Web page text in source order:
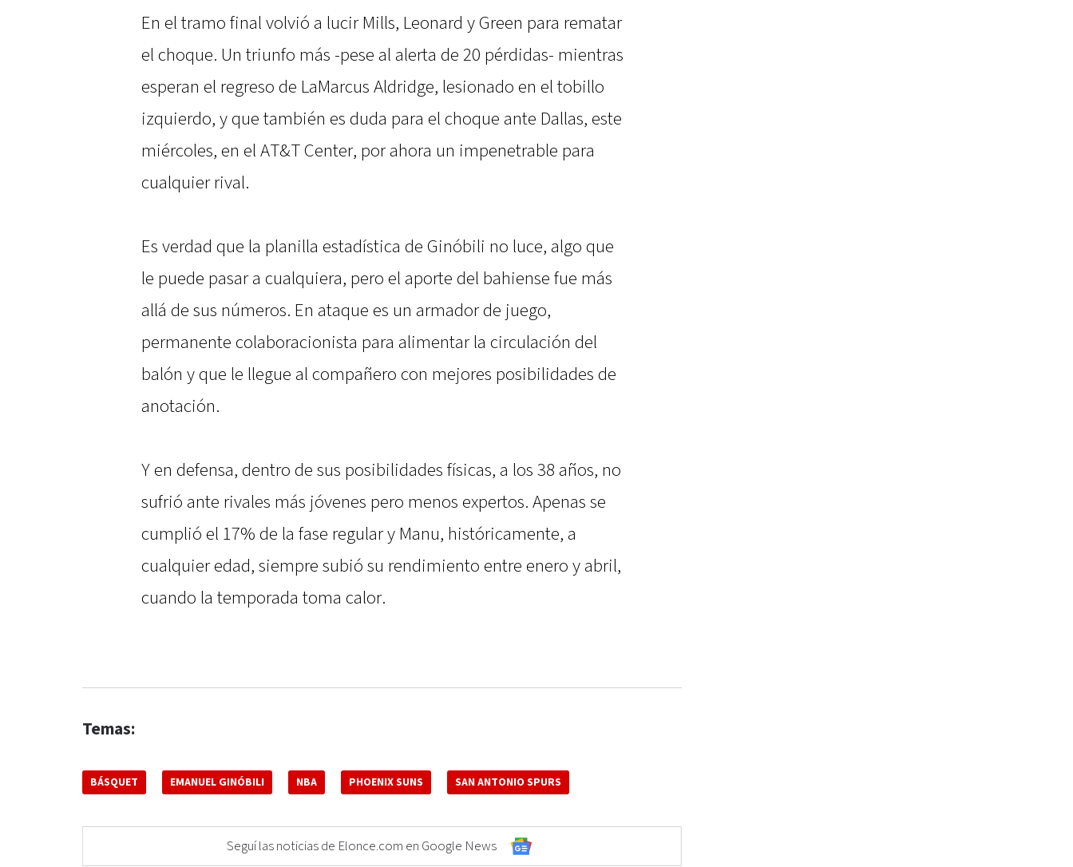
En el tramo final volvió a lucir Mills, Leonard y Green para rematar
el choque. Un triunfo más -pese al alerta de 20 pérdidas- mientras
esperan el regreso de LaMarcus Aldridge, lesionado en el tobillo
izquierdo, y que también es duda para el choque ante Dallas, este
miércoles, en el AT&T Center, por ahora un impenetrable para
cualquier rival.
Es verdad que la planilla estadística de Ginóbili no luce, algo que
le puede pasar a cualquiera, pero el aporte del bahiense fue más
allá de sus números. En ataque es un armador de juego,
permanente colaboracionista para alimentar la circulación del
balón y que le llegue al compañero con mejores posibilidades de
anotación.
Y en defensa, dentro de sus posibilidades físicas, a los 38 años, no
sufrió ante rivales más jóvenes pero menos expertos. Apenas se
cumplió el 17% de la fase regular y Manu, históricamente, a
cualquier edad, siempre subió su rendimiento entre enero y abril,
cuando la temporada toma calor.
Temas:
BÁSQUET EMANUEL GINÓBILI NBA PHOENIX SUNS SAN ANTONIO SPURS
Seguí las noticias de Elonce.com en Google News